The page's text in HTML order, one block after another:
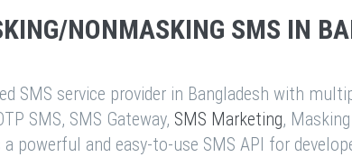
NONMASKING SMS IN
SMS service provider in Bangladesh with
SMS, SMS Gateway, SMS Marketing,
powerful and easy-to-use SMS API for